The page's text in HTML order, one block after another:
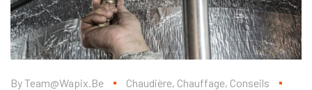
ByTeam@wapix.be Chaudière, Chauffage, Conseils